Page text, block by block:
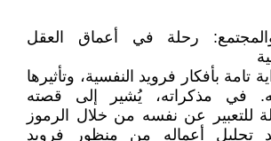
رحلة في أعماق العقل
تامة بأفكار فرويد النفسية، وتأثيرها
في مذكراته، يُشير إلى قصته
للتعبير عن نفسه من خلال الرموز
تحليل أعماله من منظور فرويد